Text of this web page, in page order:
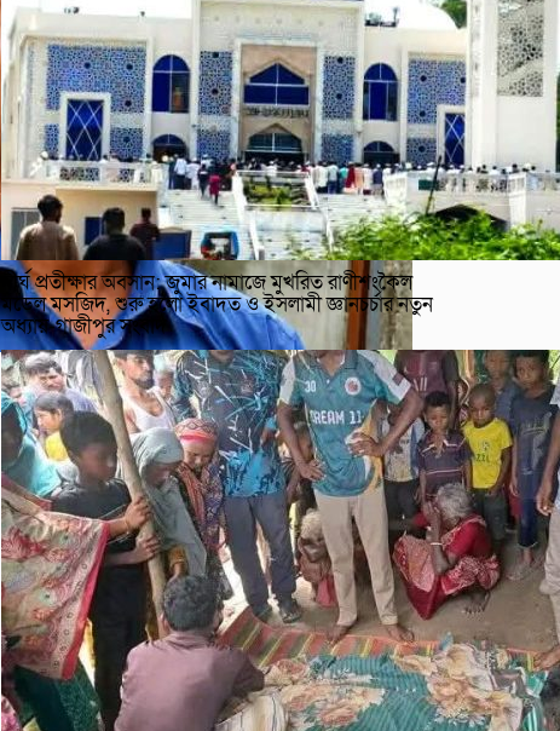
দীর্ঘ প্রতীক্ষার অবসান: জুমার নামাজে মুখরিত রাণীশংকৈল
মডেল মসজিদ, শুরু হলো ইবাদত ও ইসলামী জ্ঞানচর্চার নতুন
অধ্যায়-গাজীপুর সংবাদ